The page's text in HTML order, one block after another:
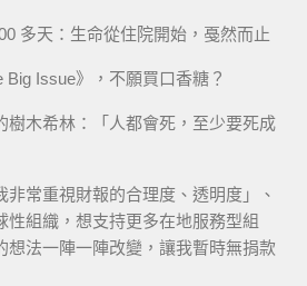
多天：生命從住院開始，戞然而止
Issue》，不願買口香糖？
樹木希林：「人都會死，至少要死成
非常重視財報的合理度、透明度」、
性組織，想支持更多在地服務型組
想法一陣一陣改變，讓我暫時無捐款